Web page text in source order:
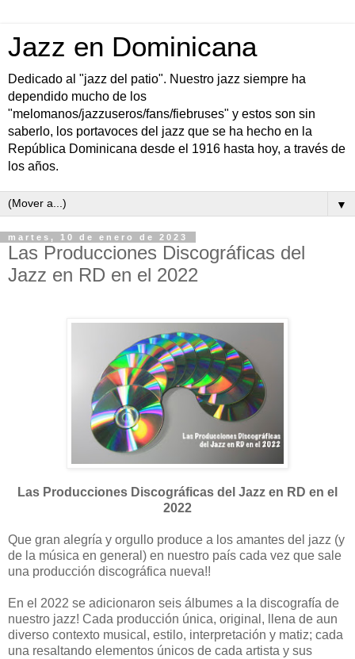
Jazz en Dominicana
Dedicado al "jazz del patio". Nuestro jazz siempre ha
dependido mucho de los
"melomanos/jazzuseros/fans/fiebruses" y estos son sin
saberlo, los portavoces del jazz que se ha hecho en la
República Dominicana desde el 1916 hasta hoy, a través de
los años.
▼
martes, 10 de enero de 2023
Las Producciones Discográficas del
Jazz en RD en el 2022
Las Producciones Discográficas del Jazz en RD en el
2022
Que gran alegría y orgullo produce a los amantes del jazz (y
de la música en general) en nuestro país cada vez que sale
una producción discográfica nueva!!
En el 2022 se adicionaron seis álbumes a la discografía de
nuestro jazz! Cada producción única, original, llena de aun
diverso contexto musical, estilo, interpretación y matiz; cada
una resaltando elementos únicos de cada artista y sus